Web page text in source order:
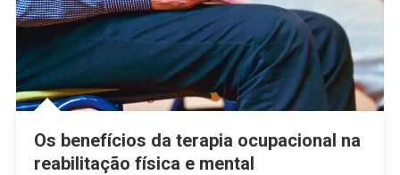
Os benefícios da terapia ocupacional na
reabilitação física e mental